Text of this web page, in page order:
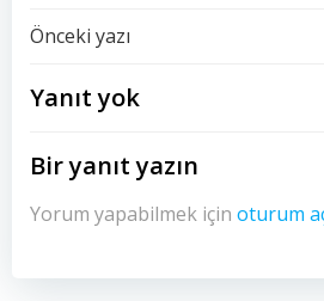
Yazı
dolaşımı
Önceki yazı
Yanıt yok
Bir yanıt yazın
Yorum yapabilmek için oturum